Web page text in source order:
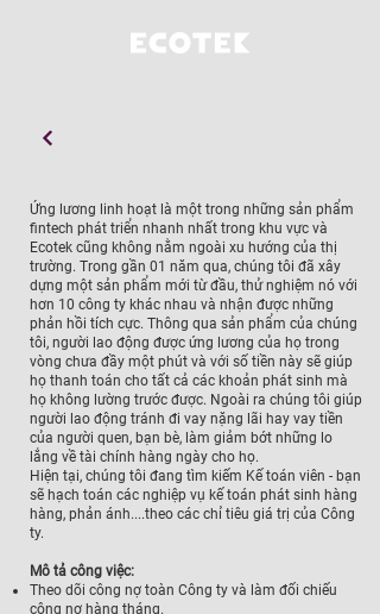
Ứng lương linh hoạt là một trong những sản phẩm
fintech phát triển nhanh nhất trong khu vực và
Ecotek cũng không nằm ngoài xu hướng của thị
trường. Trong gần 01 năm qua, chúng tôi đã xây
dựng một sản phẩm mới từ đầu, thử nghiệm nó với
hơn 10 công ty khác nhau và nhận được những
phản hồi tích cực. Thông qua sản phẩm của chúng
tôi, người lao động được ứng lương của họ trong
vòng chưa đầy một phút và với số tiền này sẽ giúp
họ thanh toán cho tất cả các khoản phát sinh mà
họ không lường trước được. Ngoài ra chúng tôi giúp
người lao động tránh đi vay nặng lãi hay vay tiền
của người quen, bạn bè, làm giảm bớt những lo
lắng về tài chính hàng ngày cho họ.
Hiện tại, chúng tôi đang tìm kiếm Kế toán viên - bạn
sẽ hạch toán các nghiệp vụ kế toán phát sinh hàng
hàng, phản ánh....theo các chỉ tiêu giá trị của Công
ty.
Mô tả công việc:
Theo dõi công nợ toàn Công ty và làm đối chiếu
công nợ hàng tháng.